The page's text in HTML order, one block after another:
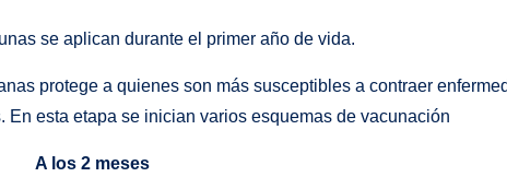
se aplican durante el primer año de vida.
protege a quienes son más susceptibles a contraer
En esta etapa se inician varios esquemas de vacunación
A los 2 meses